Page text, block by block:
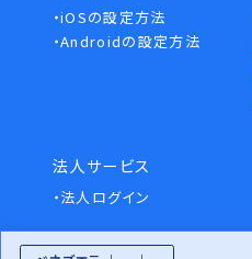
・iOSの設定方法
・Androidの設定方法
法人サービス
・法人ログイン